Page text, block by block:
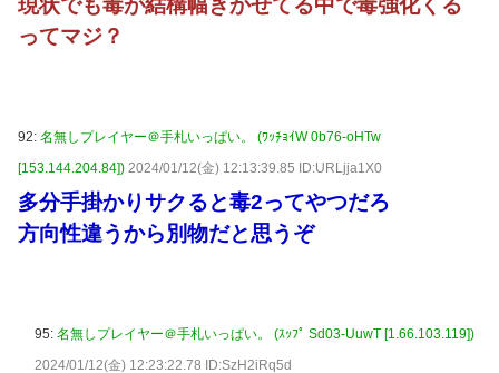
現状でも毒が結構幅きかせてる中で毒強化くる
ってマジ？
92: 名無しプレイヤー＠手札いっぱい。 (ﾜｯﾁｮｲW 0b76-oHTw
[153.144.204.84]) 2024/01/12(金) 12:13:39.85 ID:URLjja1X0
多分手掛かりサクると毒2ってやつだろ
方向性違うから別物だと思うぞ
95: 名無しプレイヤー＠手札いっぱい。 (ｽｯﾌﾟ Sd03-UuwT [1.66.103.119])
2024/01/12(金) 12:23:22.78 ID:SzH2iRq5d